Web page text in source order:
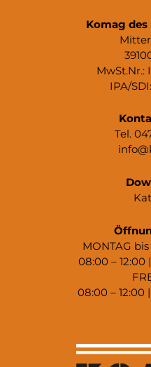
Komag des
MwSt.Nr.:
IPA/
Tel.
MONTAG
08:00 – 12:00
08:00 – 12:00